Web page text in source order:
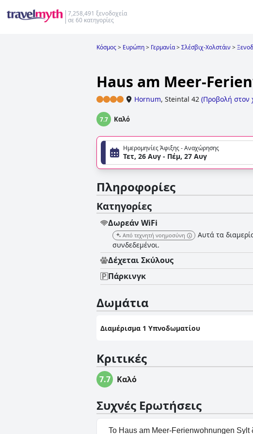
7,258,491 ξενοδοχεία
σε 60 κατηγορίες
Κόσμος> Ευρώπη> Γερμανία>Σλέσβιχ-Χολστάιν >
Haus am Meer-
Hornum, Steintal 42 (Προβολή στον
7.7 Καλό
Ημερομηνίες Άφιξης - Αναχώρησης
Τετ, 26 Αυγ - Πέμ, 27 Αυγ
Πληροφορίες
Κατηγορίες
Δωρεάν WiFi
Από τεχνητή νοημοσύνη
Αυτά τα
συνδεδεμένοι.
Δέχεται Σκύλους
Πάρκινγκ
Δωμάτια
Διαμέρισμα 1 Υπνοδωματίου
Κριτικές
7.7 Καλό
Συχνές Ερωτήσεις
Το Haus am Meer-Ferienwohnungen Sylt